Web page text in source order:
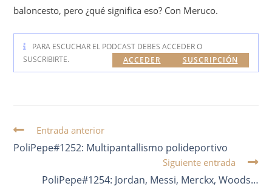
baloncesto, pero ¿qué significa eso? Con Meruco.
PARA ESCUCHAR EL PODCAST DEBES ACCEDER O
SUSCRIBIRTE.
SUSCRIPCIÓN
ACCEDER
Entrada anterior
PoliPepe#1252: Multipantallismo polideportivo
Siguiente entrada
PoliPepe#1254: Jordan, Messi, Merckx, Woods…